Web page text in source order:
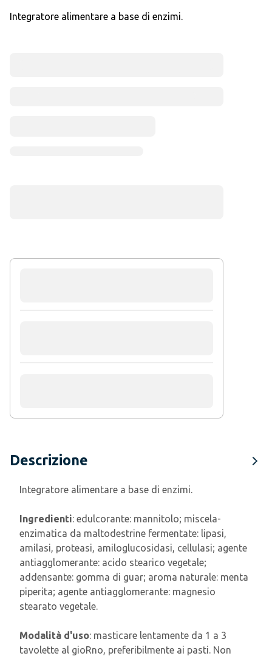
Integratore alimentare a base di enzimi.
Descrizione
Integratore alimentare a base di enzimi.
Ingredienti: edulcorante: mannitolo; miscela-
enzimatica da maltodestrine fermentate: lipasi,
amilasi, proteasi, amiloglucosidasi, cellulasi; agente
antiagglomerante: acido stearico vegetale;
addensante: gomma di guar; aroma naturale: menta
piperita; agente antiagglomerante: magnesio
stearato vegetale.
Modalità d'uso: masticare lentamente da 1 a 3
tavolette al gioRno, preferibilmente ai pasti. Non